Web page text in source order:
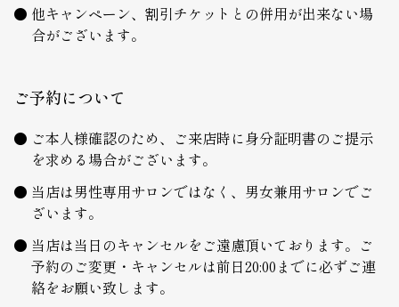
他キャンペーン、割引チケットとの併用が出来ない場
合がございます。
ご予約について
ご本人様確認のため、ご来店時に身分証明書のご提示
を求める場合がございます。
当店は男性専用サロンではなく、男女兼用サロンでご
ざいます。
当店は当日のキャンセルをご遠慮頂いております。ご
予約のご変更・キャンセルは前日20:00までに必ずご連
絡をお願い致します。